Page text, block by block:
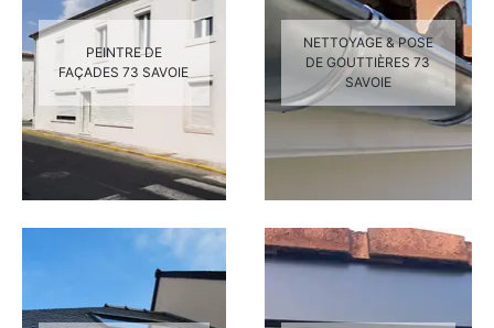
PEINTRE DE
FAÇADES 73 SAVOIE
NETTOYAGE & POSE
DE GOUTTIÈRES 73
SAVOIE